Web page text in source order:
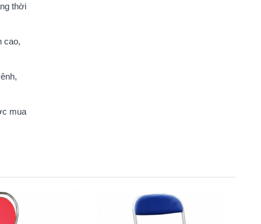
thời
cao,
mua